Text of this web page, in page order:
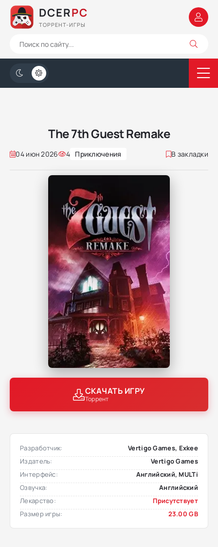
DCERPC
ТОРРЕНТ-ИГРЫ
The 7th Guest Remake
04 июн 2026 4 Приключения В закладки
СКАЧАТЬ ИГРУ
Торрент
Разработчик:
Vertigo Games, Exkee
Издатель:
Vertigo Games
Интерфейс:
Английский, MULTi
Озвучка:
Английский
Лекарство:
Присутствует
Размер игры:
23.00 GB